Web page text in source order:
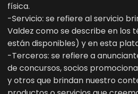
física.
-Servicio: se refiere al servicio
Valdez como se describe en los
están disponibles) y en esta
-Terceros: se refiere a
de concursos, socios
y otros que brindan nuestro